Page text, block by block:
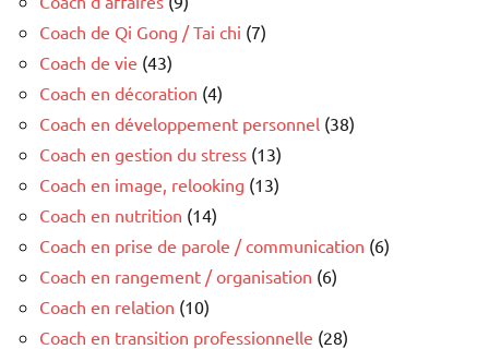
Coach de Qi Gong / Tai chi (7)
Coach de vie (43)
Coach en décoration (4)
Coach en développement personnel (38)
Coach en gestion du stress (13)
Coach en image, relooking (13)
Coach en nutrition (14)
Coach en prise de parole / communication (6)
Coach en rangement / organisation (6)
Coach en relation (10)
Coach en transition professionnelle (28)